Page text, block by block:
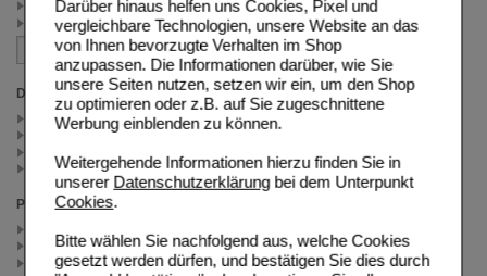
Darüber hinaus helfen uns Cookies, Pixel und
vergleichbare Technologien, unsere Website an das
von Ihnen bevorzugte Verhalten im Shop
anzupassen. Die Informationen darüber, wie Sie
unsere Seiten nutzen, setzen wir ein, um den Shop
zu optimieren oder z.B. auf Sie zugeschnittene
Werbung einblenden zu können.
Weitergehende Informationen hierzu finden Sie in
unserer Datenschutzerklärungbei dem Unterpunkt
Cookies.
Bitte wählen Sie nachfolgend aus, welche Cookies
gesetzt werden dürfen, und bestätigen Sie dies durch
Schwangerschaft (1)
Vitamin D3 (1)
Darreichungsform
Kapseln (1)
Tropfen zum Einnehmen (1)
Packungsgröße
90 St (1)
20 ml (1)